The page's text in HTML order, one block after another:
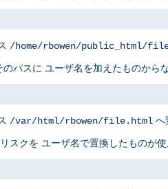
/home/rbowen/public_html/
パスに ユーザ名を加えたものから
/var/html/rbowen/file.html へ
スクを ユーザ名で置換したものが